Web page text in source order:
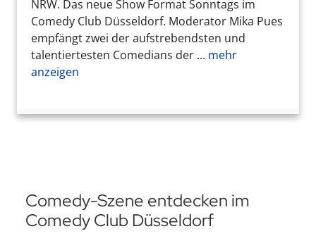
NRW. Das neue Show Format Sonntags im
Comedy Club Düsseldorf. Moderator Mika Pues
empfängt zwei der aufstrebendsten und
talentiertesten Comedians der ... mehr
anzeigen
Comedy-Szene entdecken im
Comedy Club Düsseldorf